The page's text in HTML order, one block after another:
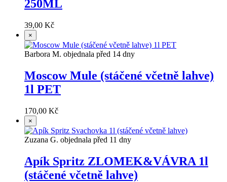
250ML
39,00 Kč
×
Barbora M. objednala před 14 dny
Moscow Mule (stáčené včetně lahve)
1l PET
170,00 Kč
×
Zuzana G. objednala před 11 dny
Apík Spritz ZLOMEK&VÁVRA 1l
(stáčené včetně lahve)